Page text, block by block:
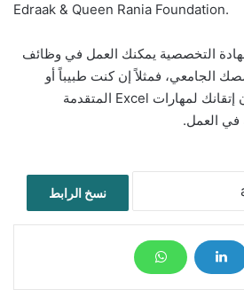
Edraak & Queen Rania Foundation.
التخصصية يمكنك العمل في وظائف
الجامعي، فمثلاً إن كنت طبيباً أو
مهندساً أو محامياً.. الخ فإن إتقانك لمهارات Excel المتقدمة
في العمل.
نسخ الرابط